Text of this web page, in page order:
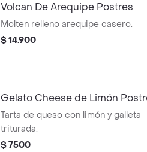
Volcan De Arequipe Postres
Molten relleno arequipe casero.
$ 14.900
Gelato Cheese de Limón
Tarta de queso con limón y galleta
triturada.
$ 7500